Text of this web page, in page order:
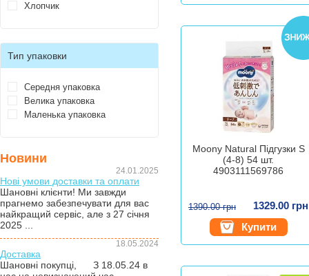
Хлопчик
Тип упаковки
Середня упаковка
Велика упаковка
Маленька упаковка
Новини
24.01.2025
Нові умови доставки та оплати
Шановні клієнти! Ми завжди
прагнемо забезпечувати для вас
найкращий сервіс, але з 27 січня
2025 ...
18.05.2024
Доставка
Шановні покупці, З 18.05.24 в
Moony Natural Підгузки S
(4-8) 54 шт.
4903111569786
1390.00 грн
1329.00 грн
Купити